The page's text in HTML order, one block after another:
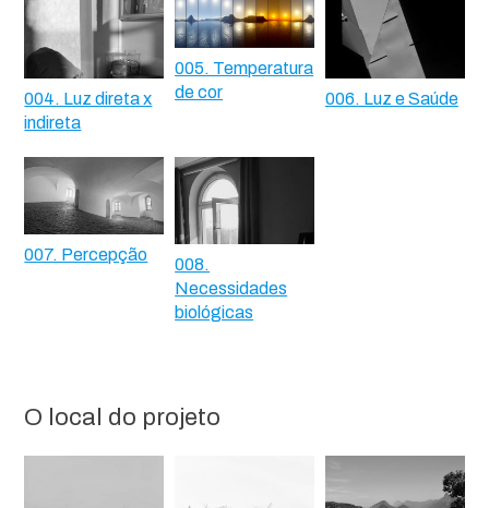
004. Luz direta x
indireta
005. Temperatura
de cor
006. Luz e Saúde
007. Percepção
008.
Necessidades
biológicas
O local do projeto